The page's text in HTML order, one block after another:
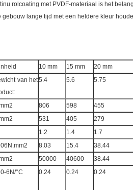
rolcoating met PVDF-materiaal is het
lange tijd met een heldere kleur
10 mm 15 mm
20 mm
van het5.4 5.6 5.75
806 598
455
531 405
279
1.2 1.4
1.7
8.03 15.4
38.44
50000 40600
38.44
6N/°C 0.24 0.24 0.24